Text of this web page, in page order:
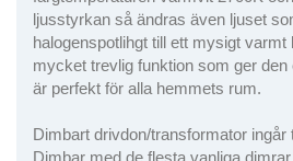
ljusstyrkan så ändras även ljuset
halogenspotlihgt till ett mysigt varmt
mycket trevlig funktion som ger
är perfekt för alla hemmets rum.
Dimbart drivdon/transformator ingår